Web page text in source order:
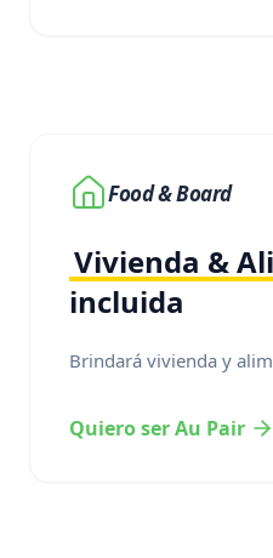
Food & Board
Vivienda &
incluida
Brindará vivienda y
Quiero ser Au Pair